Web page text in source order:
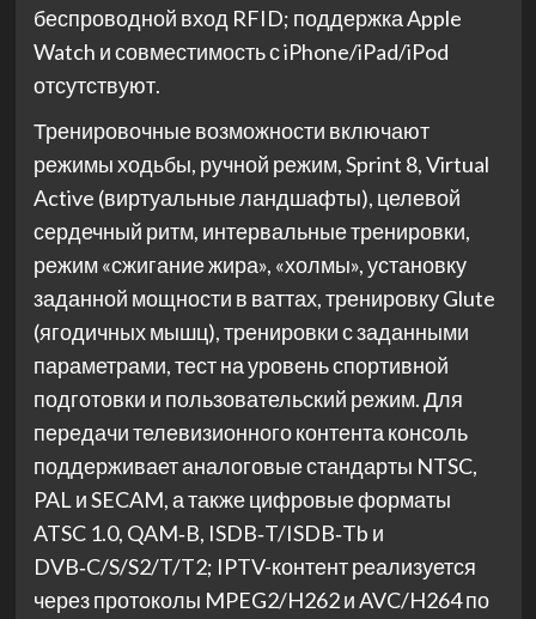
беспроводной вход RFID; поддержка Apple
Watch и совместимость с iPhone/iPad/iPod
отсутствуют.
Тренировочные возможности включают
режимы ходьбы, ручной режим, Sprint 8, Virtual
Active (виртуальные ландшафты), целевой
сердечный ритм, интервальные тренировки,
режим «сжигание жира», «холмы», установку
заданной мощности в ваттах, тренировку Glute
(ягодичных мышц), тренировки с заданными
параметрами, тест на уровень спортивной
подготовки и пользовательский режим. Для
передачи телевизионного контента консоль
поддерживает аналоговые стандарты NTSC,
PAL и SECAM, а также цифровые форматы
ATSC 1.0, QAM‑B, ISDB‑T/ISDB‑Tb и
DVB‑C/S/S2/T/T2; IPTV-контент реализуется
через протоколы MPEG2/H262 и AVC/H264 по